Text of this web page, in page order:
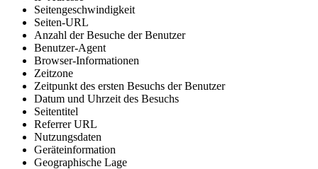
Seitengeschwindigkeit
Seiten-URL
Anzahl der Besuche der Benutzer
Benutzer-Agent
Browser-Informationen
Zeitzone
Zeitpunkt des ersten Besuchs der Benutzer
Datum und Uhrzeit des Besuchs
Seitentitel
Referrer URL
Nutzungsdaten
Geräteinformation
Geographische Lage